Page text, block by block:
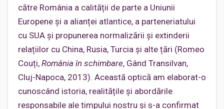
către România a calității de parte a Uniunii
Europene și a alianței atlantice, a parteneriatului
cu SUA și propunerea normalizării și extinderii
relațiilor cu China, Rusia, Turcia și alte țări (Romeo
Couți, România în schimbare, Gând Transilvan,
Cluj-Napoca, 2013). Această optică am elaborat-o
cunoscând istoria, realitățile și abordările
responsabile ale timpului nostru și s-a confirmat